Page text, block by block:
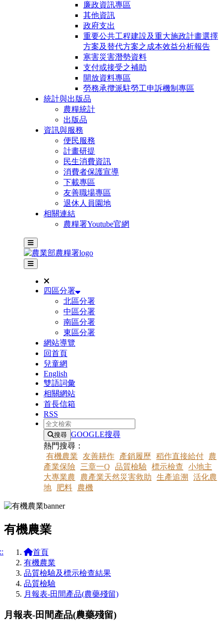
廉政資訊專區
其他資訊
政府支出
重要公共工程建設及重大施政計畫選擇
方案及替代方案之成本效益分析報告
寒害災害潛勢資料
支付或接受之補助
開放資料專區
勞務承攬派駐勞工申訴機制專區
統計與出版品
農糧統計
出版品
資訊與服務
便民服務
計畫研提
民生消費資訊
消費者保護宣導
下載專區
友善職場專區
退休人員園地
相關連結
農糧署Youtube官網
主選單
其他網站選單
四區分署
北區分署
中區分署
南區分署
東區分署
網站導覽
回首頁
兒童網
English
雙語詞彙
相關網站
首長信箱
RSS
全文檢索
搜尋 GOOGLE搜尋
熱門搜尋：
有機農業
友善耕作 產銷履歷 稻作直接給付
農
產業保險
三章一Q 品質檢驗 標示檢查
小地主
大專業農
農產業天然災害救助 生產追溯
活化農
地
肥料 農機
有機農業
首頁
有機農業
品質檢驗及標示檢查結果
品質檢驗
月報表-田間產品(農藥殘留)
月報表-田間產品(農藥殘留)